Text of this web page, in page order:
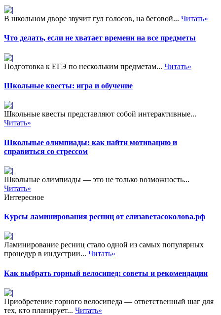
В школьном дворе звучит гул голосов, на беговой... Читать»
Что делать, если не хватает времени на все предметы
Подготовка к ЕГЭ по нескольким предметам... Читать»
Школьные квесты: игра и обучение
Школьные квесты представляют собой интерактивные...
Читать»
Школьные олимпиады: как найти мотивацию и
справиться со стрессом
Школьные олимпиады — это не только возможность...
Читать»
Интересное
Курсы ламинирования ресниц от елизаветасоколова.рф
Ламинирование ресниц стало одной из самых популярных
процедур в индустрии... Читать»
Как выбрать горный велосипед: советы и рекомендации
Приобретение горного велосипеда — ответственный шаг для
тех, кто планирует... Читать»